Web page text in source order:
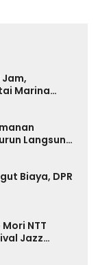
Marina
Langsung
Biaya, DPR
NTT
Jazz